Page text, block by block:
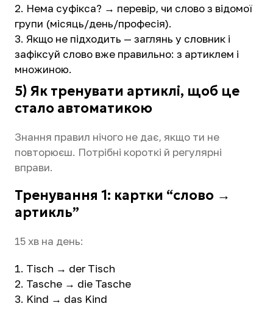
Нема суфікса? → перевір, чи слово з відомої
групи (місяць/день/професія).
Якщо не підходить — заглянь у словник і
зафіксуй слово вже правильно: з артиклем і
множиною.
5) Як тренувати артиклі, щоб це
стало автоматикою
Знання правил нічого не дає, якщо ти не
повторюєш. Потрібні короткі й регулярні
вправи.
Тренування 1: картки “слово →
артикль”
15 хв на день:
Tisch → der Tisch
Tasche → die Tasche
Kind → das Kind